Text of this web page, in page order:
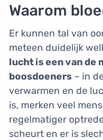
Waarom
Er kunnen tal van
meteen duidelijk
lucht is een van de
boosdoeners – in
verwarmen en de
is, merken veel
regelmatiger
scheurt en er is